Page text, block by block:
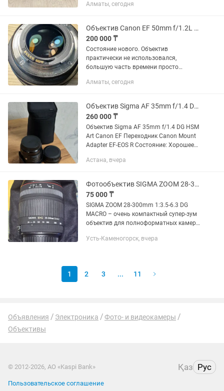
Алматы, сегодня
Объектив Canon EF 50mm f/1.2L USM
200 000 ₸
Состояние нового. Объектив
практически не использовался,
большую часть времени просто
покупался новым. В ремонте не был,
Состояние...
Алматы, сегодня
Объектив Sigma AF 35mm f/1.4 DG HSM Art Canon EF Переходник Canon
260 000 ₸
Объектив Sigma AF 35mm f/1.4 DG HSM
Art Canon EF Переходник Canon Mount
Adapter EF-EOS R Состояние: Хорошее
Астана, вчера
Фотообъектив SIGMA ZOOM 28-300mm 13.5-6.3 DG MACRO
75 000 ₸
SIGMA ZOOM 28-300mm 1:3.5-6.3 DG
MACRO – очень компактный супер-зум
объектив для полноформатных камер.
разных брендов. Имеет отличную
Усть-Каменогорск, вчера
1 2 3 ... 11
Объявления Электроника
Фото- и видеокамеры
Объективы
© 2012-2026, АО «Kaspi Bank» Қаз Рус
Пользовательское соглашение